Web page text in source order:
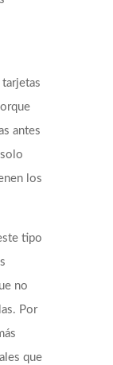
antes
los
tipo
no
Por
que